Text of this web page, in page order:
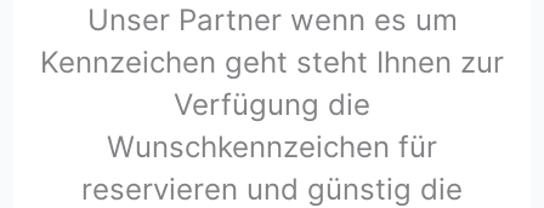
Unser Partner wenn es um
Kennzeichen geht steht Ihnen zur
Verfügung die
Wunschkennzeichen für
reservieren und günstig die